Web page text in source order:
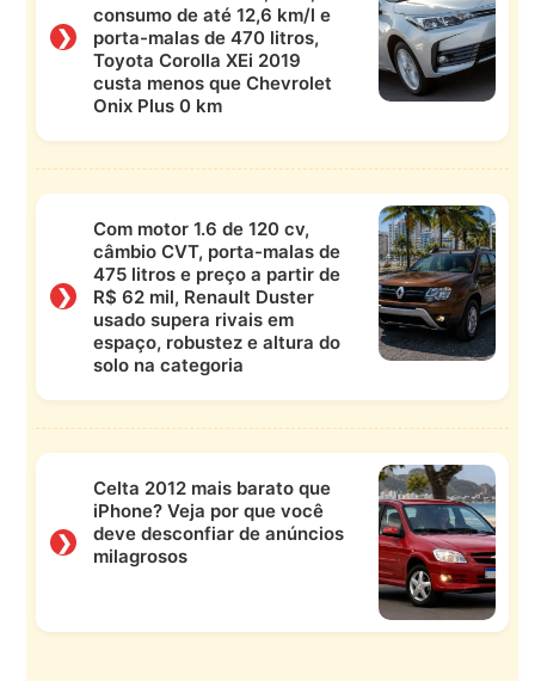
❯
consumo de até 12,6 km/l e
porta-malas de 470 litros,
Toyota Corolla XEi 2019
custa menos que Chevrolet
Onix Plus 0 km
❯
Com motor 1.6 de 120 cv,
câmbio CVT, porta-malas de
475 litros e preço a partir de
R$ 62 mil, Renault Duster
usado supera rivais em
espaço, robustez e altura do
solo na categoria
❯
Celta 2012 mais barato que
iPhone? Veja por que você
deve desconfiar de anúncios
milagrosos